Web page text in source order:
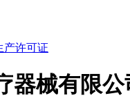
产许可证
器械有限